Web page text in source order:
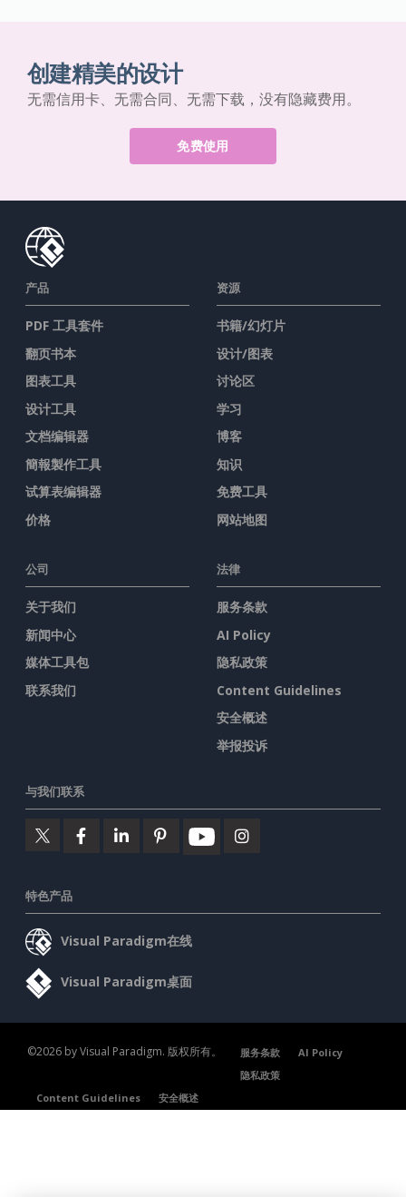
创建精美的设计
无需信用卡、无需合同、无需下载，没有隐藏费用。
免费使用
产品
PDF 工具套件
翻页书本
图表工具
设计工具
文档编辑器
簡報製作工具
试算表编辑器
价格
资源
书籍/幻灯片
设计/图表
讨论区
学习
博客
知识
免费工具
网站地图
公司
关于我们
新闻中心
媒体工具包
联系我们
法律
服务条款
AI Policy
隐私政策
Content Guidelines
安全概述
举报投诉
与我们联系
特色产品
Visual Paradigm在线
Visual Paradigm桌面
©2026 by Visual Paradigm. 版权所有。 服务条款
AI Policy
隐私政策
Content Guidelines
安全概述